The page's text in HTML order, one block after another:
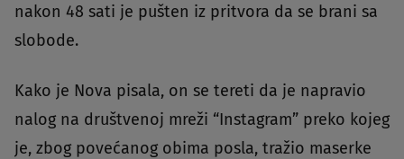
nakon 48 sati je pušten iz pritvora da se brani sa
slobode.
Kako je Nova pisala, on se tereti da je napravio
nalog na društvenoj mreži “Instagram” preko kojeg
je, zbog povećanog obima posla, tražio maserke